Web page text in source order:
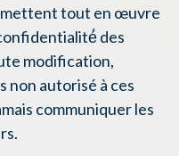
mettent tout en œuvre
des
modification,
non autorisé à ces
communiquer les